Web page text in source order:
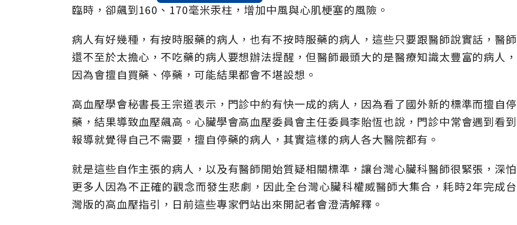
臨時，卻飆到160、170毫米汞柱，增加中風與心肌梗塞的風險。
病人有好幾種，有按時服藥的病人，也有不按時服藥的病人，這些只要跟醫師說實話，醫師
還不至於太擔心，不吃藥的病人要想辦法提醒，但醫師最頭大的是醫療知識太豐富的病人，
因為會擅自買藥、停藥，可能結果都會不堪設想。
高血壓學會秘書長王宗道表示，門診中約有快一成的病人，因為看了國外新的標準而擅自停
藥，結果導致血壓飆高。心臟學會高血壓委員會主任委員李貽恆也說，門診中常會遇到看到
報導就覺得自己不需要，擅自停藥的病人，其實這樣的病人各大醫院都有。
就是這些自作主張的病人，以及有醫師開始質疑相關標準，讓台灣心臟科醫師很緊張，深怕
更多人因為不正確的觀念而發生悲劇，因此全台灣心臟科權威醫師大集合，耗時2年完成台
灣版的高血壓指引，日前這些專家們站出來開記者會澄清解釋。